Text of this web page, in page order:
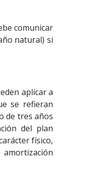
comunicar
natural) si
aplicar a
se refieran
de tres años
del plan
físico,